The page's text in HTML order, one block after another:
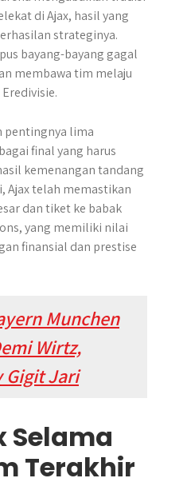
di Ajax, hasil yang
strateginya.
bayang-bayang gagal
membawa tim melaju
pentingnya lima
final yang harus
kemenangan tandang
Ajax telah memastikan
dan tiket ke babak
yang memiliki nilai
finansial dan prestise
Munchen
Wirtz,
Gigit Jari
Selama
Terakhir